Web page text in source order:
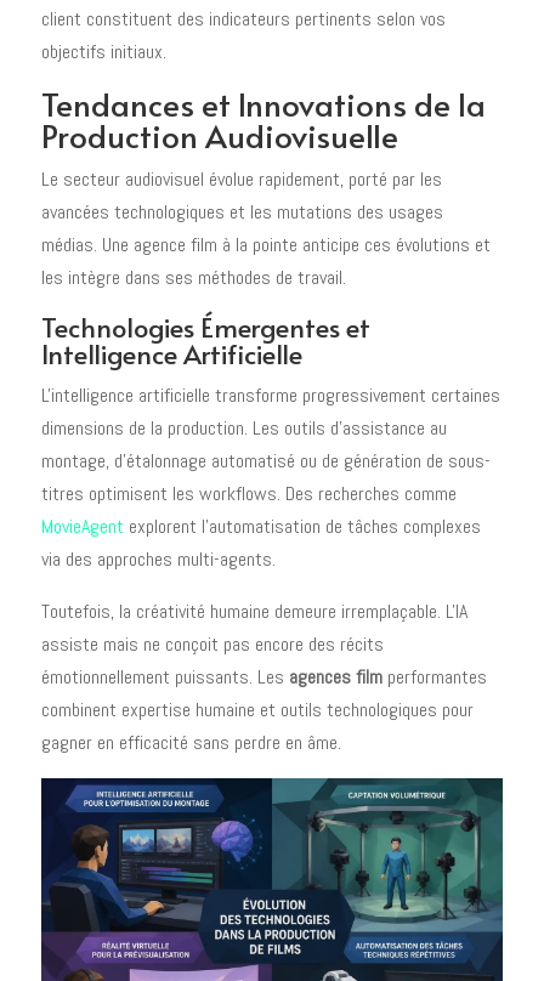
client constituent des indicateurs pertinents selon vos
objectifs initiaux.
Tendances et Innovations de la
Production Audiovisuelle
Le secteur audiovisuel évolue rapidement, porté par les
avancées technologiques et les mutations des usages
médias. Une agence film à la pointe anticipe ces évolutions et
les intègre dans ses méthodes de travail.
Technologies Émergentes et
Intelligence Artificielle
L'intelligence artificielle transforme progressivement certaines
dimensions de la production. Les outils d'assistance au
montage, d'étalonnage automatisé ou de génération de sous-
titres optimisent les workflows. Des recherches comme
MovieAgent explorent l'automatisation de tâches complexes
via des approches multi-agents.
Toutefois, la créativité humaine demeure irremplaçable. L'IA
assiste mais ne conçoit pas encore des récits
émotionnellement puissants. Les agences filmperformantes
combinent expertise humaine et outils technologiques pour
gagner en efficacité sans perdre en âme.